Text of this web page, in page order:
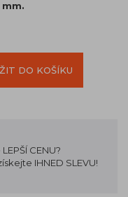
mm.
DO KOŠÍKU
CENU?
IHNED SLEVU!